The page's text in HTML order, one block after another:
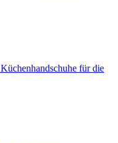
Küchenhandschuhe für die